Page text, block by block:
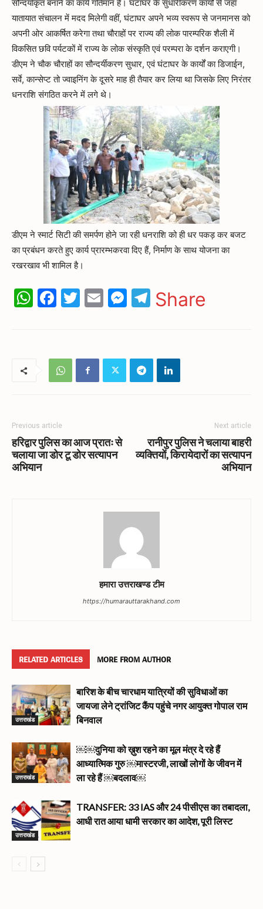
सौन्दर्याकृत बनाने का कार्य गतिमान है। घंटाघर के सुधारीकरण कार्यों से जहां
यातायात संचालन में मदद मिलेगी वहीं, घंटाघर अपने भव्य स्वरूप से जनमानस को
अपनी ओर आकर्षित करेगा तथा चौराहों पर राज्य की लोक पारम्परिक शैली में
विकसित छवि पर्यटकों में राज्य के लोक संस्कृति एवं परम्परा के दर्शन कराएगी।
डीएम ने चौक चौराहों का सौन्दर्यीकरण सुधार, एवं घंटाघर के कार्यों का डिजाईन,
सर्वे, कान्सेप्ट तो ज्वाइनिंग के दूसरे माह ही तैयार कर लिया था जिसके लिए निरंतर
धनराशि संगठित करने में लगे थे।
डीएम ने स्मार्ट सिटी की समर्पण होने जा रही धनराशि को ही धर पकड़ कर बजट
का प्रबंधन करते हुए कार्य प्रारम्भकरवा दिए हैं, निर्माण के साथ योजना का
रखरखाव भी शामिल है।
WhatsApp
Facebook
Twitter
EmailMessenger
Telegram
Share
Previous article
हरिद्वार पुलिस का आज प्रातः से
चलाया जा डोर टू डोर सत्यापन
अभियान
Next article
रानीपुर पुलिस ने चलाया बाहरी
व्यक्तियों, किरायेदारों का सत्यापन
अभियान
हमारा उत्तराखण्ड टीम
https://humarauttarakhand.com
RELATED ARTICLES MORE FROM AUTHOR
उत्तराखंड
बारिश के बीच चारधाम यात्रियों की सुविधाओं का
जायजा लेने ट्रांजिट कैंप पहुंचे नगर आयुक्त गोपाल राम
बिनवाल
उत्तराखंड
￼￼दुनिया को ख़ुश रहने का मूल मंत्र दे रहे हैं
आध्यात्मिक गुरु ￼मास्टरजी, लाखों लोगों के जीवन में
ला रहे हैं ￼बदलाव￼
उत्तराखंड
TRANSFER: 33 IAS और 24 पीसीएस का तबादला,
आधी रात आया धामी सरकार का आदेश, पूरी लिस्ट